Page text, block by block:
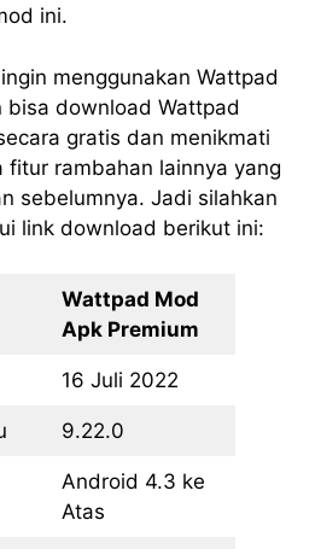
ini.
menggunakan Wattpad
bisa download Wattpad
gratis dan menikmati
fitur rambahan lainnya yang
sebelumnya. Jadi silahkan
link download berikut ini:
Wattpad Mod
Apk Premium
16 Juli 2022
9.22.0
Android 4.3 ke
Atas